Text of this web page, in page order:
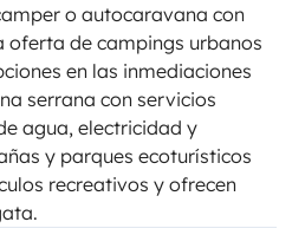
o autocaravana con
oferta de campings urbanos
en las inmediaciones
serrana con servicios
agua, electricidad y
y parques ecoturísticos
recreativos y ofrecen